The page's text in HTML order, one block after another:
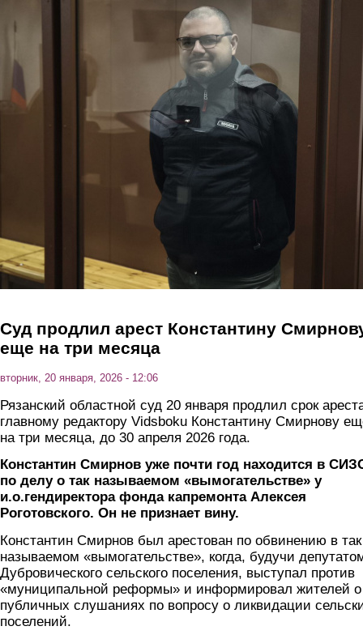
Суд продлил арест Константину
еще на три месяца
вторник, 20 января, 2026 - 12:06
Рязанский областной суд 20 января продлил срок
главному редактору Vidsboku Константину Смирнову
на три месяца, до 30 апреля 2026 года.
Константин Смирнов уже почти год находится в
по делу о так называемом «вымогательстве» у
и.о.гендиректора фонда капремонта Алексея
Роготовского. Он не признает вину.
Константин Смирнов был арестован по обвинению в так
называемом «вымогательстве», когда, будучи
Дубровического сельского поселения, выступал против
«муниципальной реформы» и информировал жителей о
публичных слушаниях по вопросу о ликвидации
поселений.